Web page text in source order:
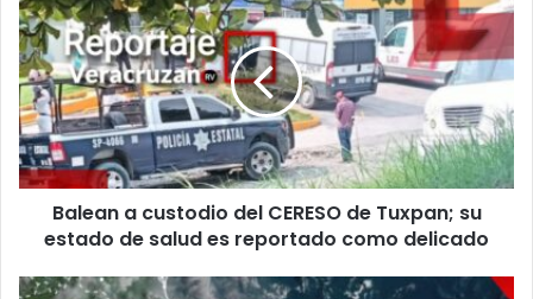
a
custodio
del
CERESO
de
Tuxpan;
su
estado
salud
reportado
Balean a custodio del CERESO de Tuxpan; su
estado de salud es reportado como delicado
Pronóstico